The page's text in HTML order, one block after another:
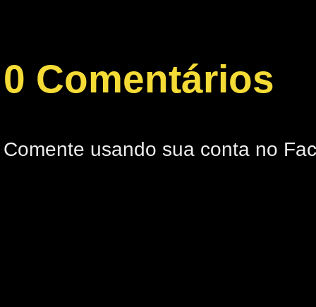
0 Comentários
Comente usando sua conta no